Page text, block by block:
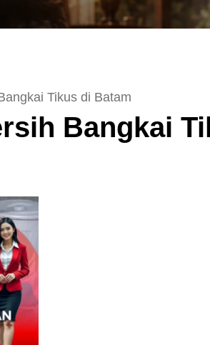
Tikus di Batam
Bangkai